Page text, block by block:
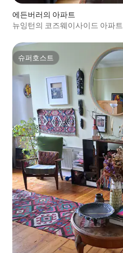
에든버러의 아파트
뉴잉턴의 코즈웨이사이드 아파트
슈퍼호스트
슈퍼호스트